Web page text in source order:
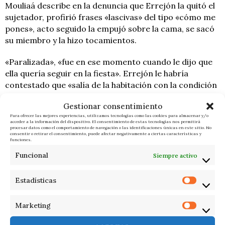
Gestionar consentimiento
Para ofrecer las mejores experiencias, utilizamos tecnologías como las cookies para almacenar y/o
acceder a la información del dispositivo. El consentimiento de estas tecnologías nos permitirá
procesar datos como el comportamiento de navegación o las identificaciones únicas en este sitio. No
consentir o retirar el consentimiento, puede afectar negativamente a ciertas características y
funciones.
Funcional Siempre activo
Estadísticas
Marketing
Mouliaá describe en la denuncia que Errejón la quitó el
sujetador, profirió frases «lascivas» del tipo «cómo me
pones», acto seguido la empujó sobre la cama, se sacó
su miembro y la hizo tocamientos.
«Paralizada», «fue en ese momento cuando le dijo que
ella quería seguir en la fiesta». Errejón le habría
contestado que «salía de la habitación con la condición
«Estuvieron un rato más en la fiesta», pero se
trasladaron rápidamente en un mismo coche al
domicilio del político.
«Íñigo, ‘solo sí es sí'»
tocamientos. Ella «le comentó que se estaba sintiendo
pareciendo «muy violento». Y finalmente le dijo: «Íñigo,
‘solo sí es sí’, parece mentira que me esté pasando esto